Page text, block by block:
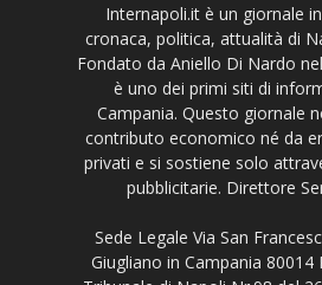
Internapoli.it è un giornale
cronaca, politica, attualità di
Fondato da Aniello Di Nardo
è uno dei primi siti di
Campania. Questo giornale
contributo economico né da
privati e si sostiene solo
pubblicitarie. Direttore
Sede Legale Via San
Giugliano in Campania 80014